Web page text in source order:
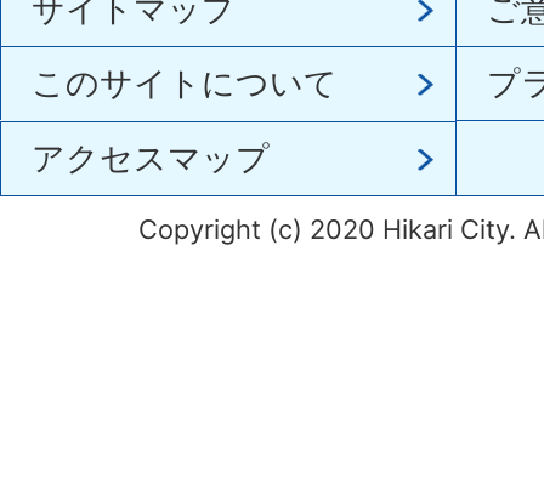
サイトマップ
ご
このサイトについて
プ
アクセスマップ
Copyright (c) 2020 Hikari City.